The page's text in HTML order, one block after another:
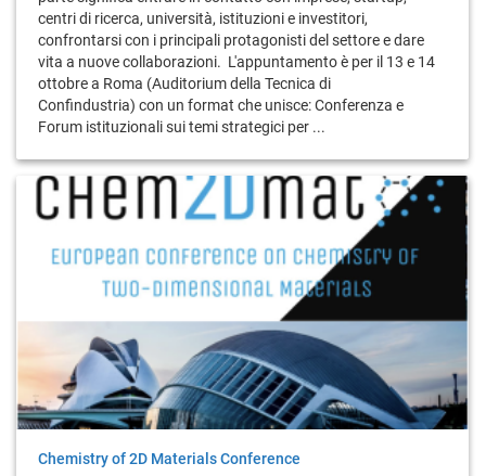
centri di ricerca, università, istituzioni e investitori,
confrontarsi con i principali protagonisti del settore e dare
vita a nuove collaborazioni. L'appuntamento è per il 13 e 14
ottobre a Roma (Auditorium della Tecnica di
Confindustria) con un format che unisce: Conferenza e
Forum istituzionali sui temi strategici per ...
Chemistry of 2D Materials Conference